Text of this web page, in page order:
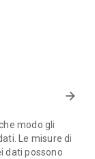
arrow_forward
modo gli
Le misure di
dati possono